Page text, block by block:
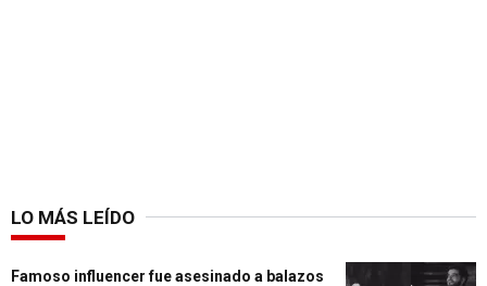
LO MÁS LEÍDO
Famoso influencer fue asesinado a balazos